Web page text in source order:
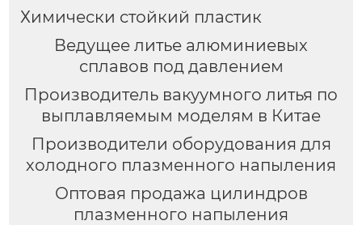
Химически стойкий пластик
Ведущее литье алюминиевых
сплавов под давлением
Производитель вакуумного литья по
выплавляемым моделям в Китае
Производители оборудования для
холодного плазменного напыления
Оптовая продажа цилиндров
плазменного напыления